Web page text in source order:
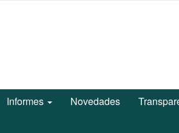
Informes Novedades